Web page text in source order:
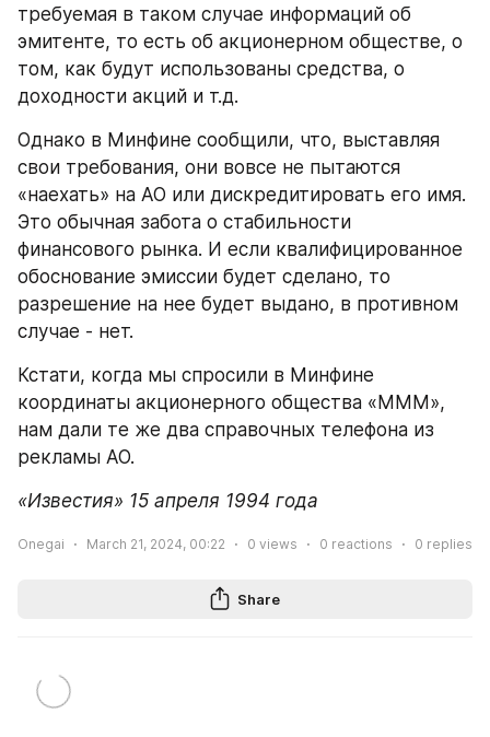
требуемая в таком случае информаций об
эмитенте, то есть об акционерном обществе, о
том, как будут использованы средства, о
доходности акций и т.д.
Однако в Минфине сообщили, что, выставляя
свои требования, они вовсе не пытаются
«наехать» на АО или дискредитировать его имя.
Это обычная забота о стабильности
финансового рынка. И если квалифицированное
обоснование эмиссии будет сделано, то
разрешение на нее будет выдано, в противном
случае - нет.
Кстати, когда мы спросили в Минфине
координаты акционерного общества «МММ»,
нам дали те же два справочных телефона из
рекламы АО.
«Известия» 15 апреля 1994 года
Onegai March 21, 2024, 00:22 0 views 0 reactions 0 replies
Share